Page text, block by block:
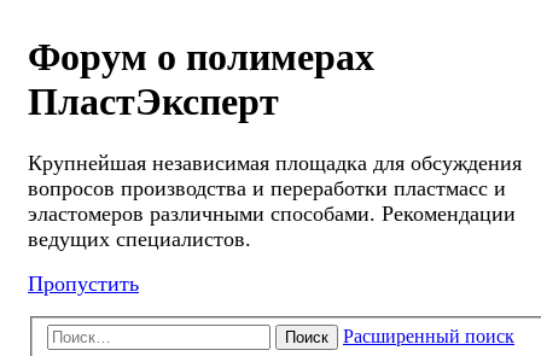
Форум о полимерах
ПластЭксперт
Крупнейшая независимая площадка для обсуждения
вопросов производства и переработки пластмасс и
эластомеров различными способами. Рекомендации
ведущих специалистов.
Пропустить
Поиск Расширенный поиск